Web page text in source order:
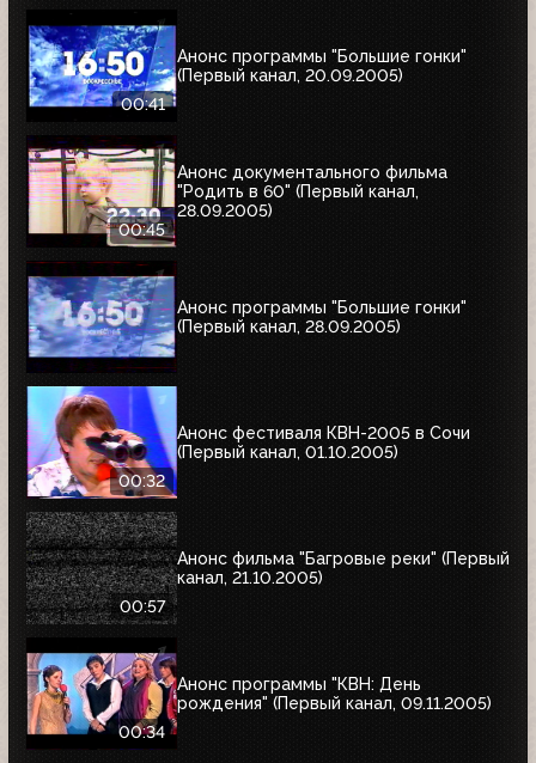
00:41
Анонс программы "Большие гонки"
(Первый канал, 20.09.2005)
00:45
Анонс документального фильма
"Родить в 60" (Первый канал,
28.09.2005)
Анонс программы "Большие гонки"
(Первый канал, 28.09.2005)
00:32
Анонс фестиваля КВН-2005 в Сочи
(Первый канал, 01.10.2005)
00:57
Анонс фильма "Багровые реки" (Первый
канал, 21.10.2005)
00:34
Анонс программы "КВН: День
рождения" (Первый канал, 09.11.2005)